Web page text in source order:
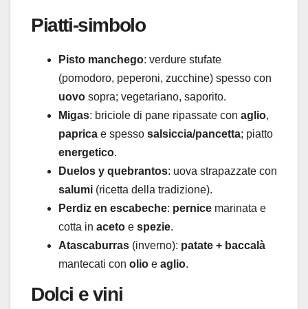
Piatti-simbolo
Pisto manchego: verdure stufate
(pomodoro, peperoni, zucchine) spesso con
uovo sopra; vegetariano, saporito.
Migas: briciole di pane ripassate con aglio,
paprica e spesso salsiccia/pancetta; piatto
energetico.
Duelos y quebrantos: uova strapazzate con
salumi (ricetta della tradizione).
Perdiz en escabeche: pernice marinata e
cotta in aceto e spezie.
Atascaburras (inverno): patate + baccalà
mantecati con olio e aglio.
Dolci e vini